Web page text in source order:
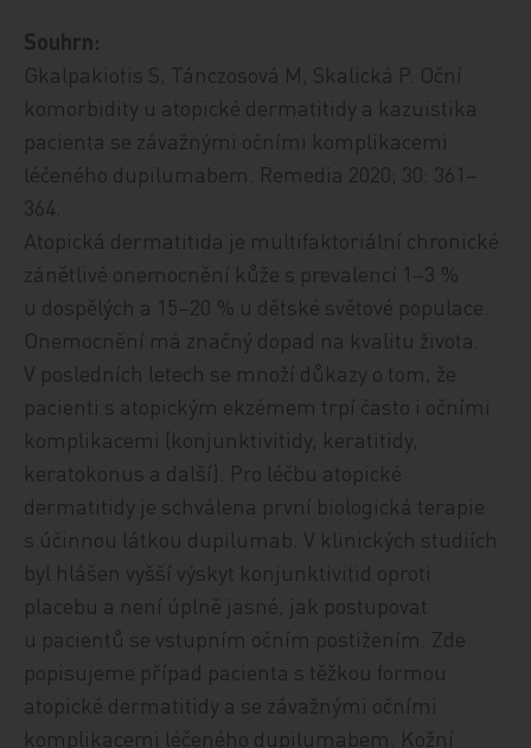
Souhrn:
Gkalpakiotis S, Tánczosová M, Skalická P. Oční
komorbidity u atopické dermatitidy a kazuistika
pacienta se závažnými očními komplikacemi
léčeného dupilumabem. Remedia 2020; 30: 361–
364.
Atopická dermatitida je multifaktoriální chronické
zánětlivé onemocnění kůže s prevalencí 1–3 %
u dospělých a 15–20 % u dětské světové populace.
Onemocnění má značný dopad na kvalitu života.
V posledních letech se množí důkazy o tom, že
pacienti s atopickým ekzémem trpí často i očními
komplikacemi (konjunktivitidy, keratitidy,
keratokonus a další). Pro léčbu atopické
dermatitidy je schválena první biologická terapie
s účinnou látkou dupilumab. V klinických studiích
byl hlášen vyšší výskyt konjunktivitid oproti
placebu a není úplně jasné, jak postupovat
u pacientů se vstupním očním postižením. Zde
popisujeme případ pacienta s těžkou formou
atopické dermatitidy a se závažnými očními
komplikacemi léčeného dupilumabem. Kožní